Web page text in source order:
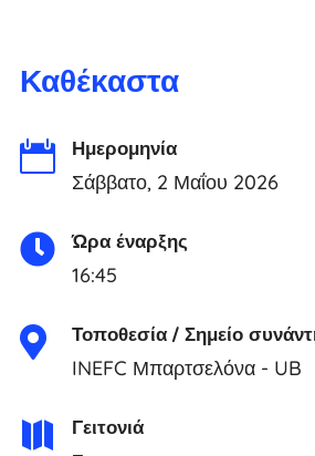
Καθέκαστα

Ημερομηνία
Σάββατο, 2 Μαΐου 2026

Ώρα έναρξης
16:45

Τοποθεσία / Σημείο
INEFC Μπαρτσελόνα - UB

Γειτονιά